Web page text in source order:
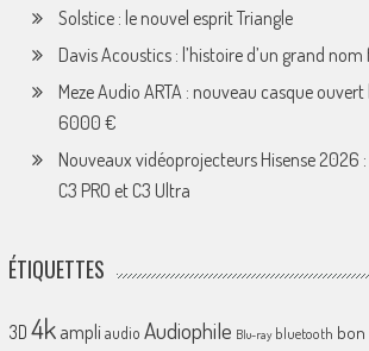
Solstice : le nouvel esprit Triangle
Davis Acoustics : l’histoire d’un grand
Meze Audio ARTA : nouveau casque
6000 €
Nouveaux vidéoprojecteurs Hisense 2026 :
C3 PRO et C3 Ultra
ÉTIQUETTES
3D 4k ampliaudio Audiophile Blu-ray bluetooth bon